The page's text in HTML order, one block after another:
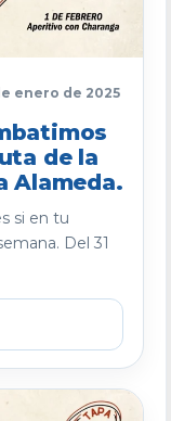
enero de 2025
de la
Alameda.
si en tu
Del 31